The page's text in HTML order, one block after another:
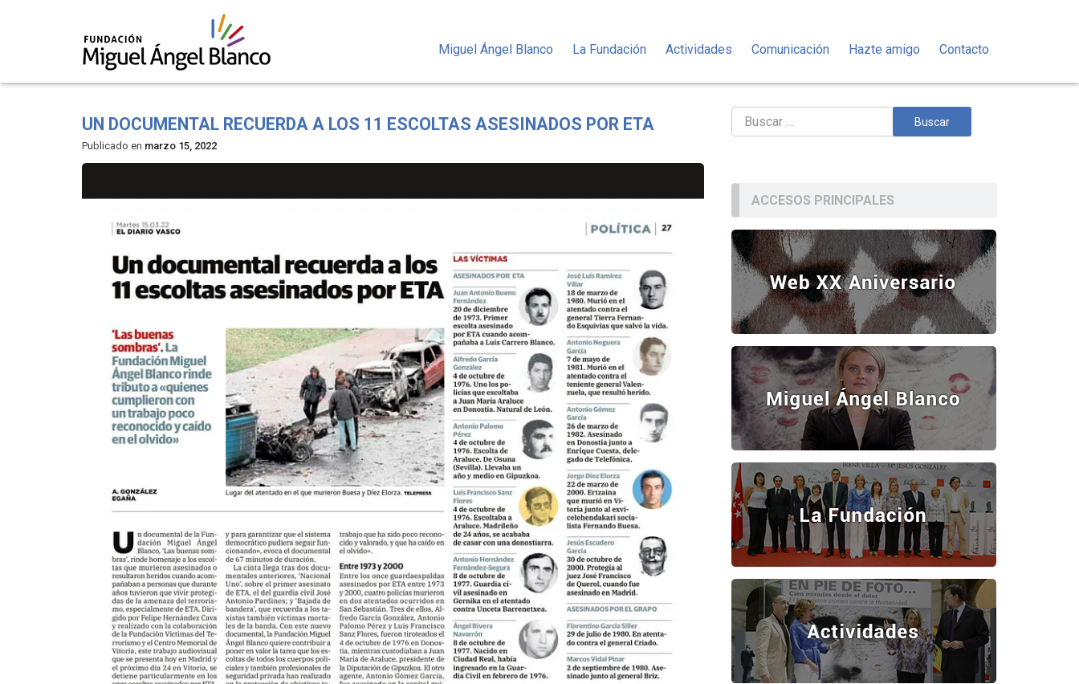
Miguel Ángel Blanco La Fundación Actividades Comunicación Hazte amigo Contacto
UN DOCUMENTAL RECUERDA A LOS 11 ESCOLTAS ASESINADOS POR ETA
Publicado en marzo 15, 2022
Buscar:
ACCESOS PRINCIPALES